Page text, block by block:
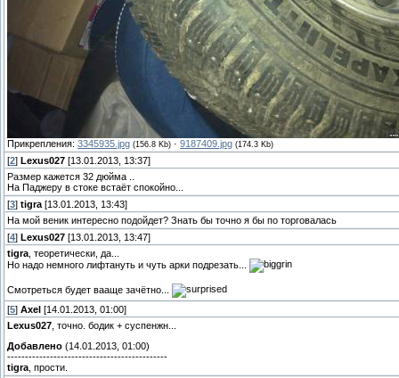
Прикрепления: 3345935.jpg (156.8 Kb) · 9187409.jpg (174.3 Kb)
[2] Lexus027 [13.01.2013, 13:37]
Размер кажется 32 дюйма ..
На Паджеру в стоке встаёт спокойно...
[3] tigra [13.01.2013, 13:43]
На мой веник интересно подойдет? Знать бы точно я бы по торговалась
[4] Lexus027 [13.01.2013, 13:47]
tigra , теоретически, да...
Но надо немного лифтануть и чуть арки подрезать...
Смотреться будет вааще зачётно...
[5] Axel [14.01.2013, 01:00]
Lexus027 , точно. бодик + суспенжн...
Добавлено (14.01.2013, 01:00)
---------------------------------------------
tigra , прости.